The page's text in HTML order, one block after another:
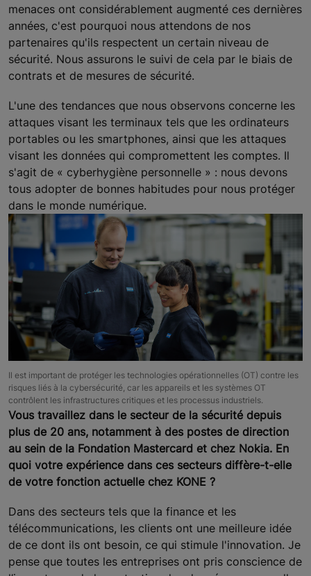
menaces ont considérablement augmenté ces dernières
années, c'est pourquoi nous attendons de nos
partenaires qu'ils respectent un certain niveau de
sécurité. Nous assurons le suivi de cela par le biais de
contrats et de mesures de sécurité.
L'une des tendances que nous observons concerne les
attaques visant les terminaux tels que les ordinateurs
portables ou les smartphones, ainsi que les attaques
visant les données qui compromettent les comptes. Il
s'agit de « cyberhygiène personnelle » : nous devons
tous adopter de bonnes habitudes pour nous protéger
dans le monde numérique.
Il est important de protéger les technologies opérationnelles (OT) contre les
risques liés à la cybersécurité, car les appareils et les systèmes OT
contrôlent les infrastructures critiques et les processus industriels.
Vous travaillez dans le secteur de la sécurité depuis
plus de 20 ans, notamment à des postes de direction
au sein de la Fondation Mastercard et chez Nokia. En
quoi votre expérience dans ces secteurs diffère-t-elle
de votre fonction actuelle chez KONE ?
Dans des secteurs tels que la finance et les
télécommunications, les clients ont une meilleure idée
de ce dont ils ont besoin, ce qui stimule l'innovation. Je
pense que toutes les entreprises ont pris conscience de